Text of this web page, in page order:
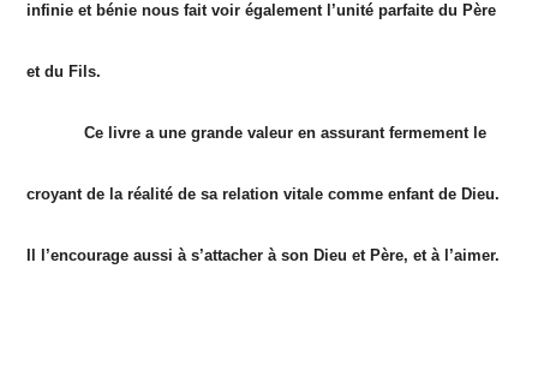
infinie et bénie nous fait voir également l’unité parfaite du Père
et du Fils.
Ce livre a une grande valeur en assurant fermement le
croyant de la réalité de sa relation vitale comme enfant de Dieu.
Il l’encourage aussi à s’attacher à son Dieu et Père, et à l’aimer.